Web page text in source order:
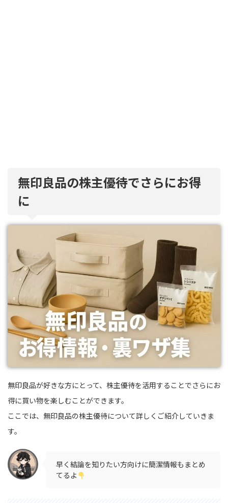
無印良品の株主優待でさらにお得
に
無印良品が好きな方にとって、株主優待を活用することでさらにお
得に買い物を楽しむことができます。
ここでは、無印良品の株主優待について詳しくご紹介していきま
す。
早く結論を知りたい方向けに簡潔情報もまとめ
てるよ